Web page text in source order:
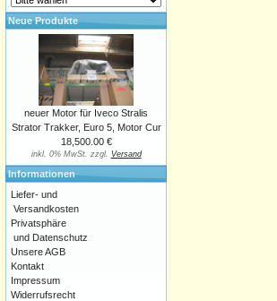
Neue Produkte
neuer Motor für Iveco Stralis
Strator Trakker, Euro 5, Motor Cur
18,500.00 €
inkl. 0% MwSt. zzgl. Versand
Informationen
Liefer- und
Versandkosten
Privatsphäre
und Datenschutz
Unsere AGB
Kontakt
Impressum
Widerrufsrecht